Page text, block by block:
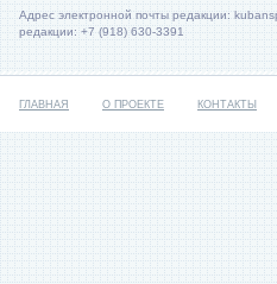
Адрес электронной почты редакции:
редакции: +7 (918) 630-3391
ГЛАВНАЯ О ПРОЕКТЕ КОНТАКТЫ